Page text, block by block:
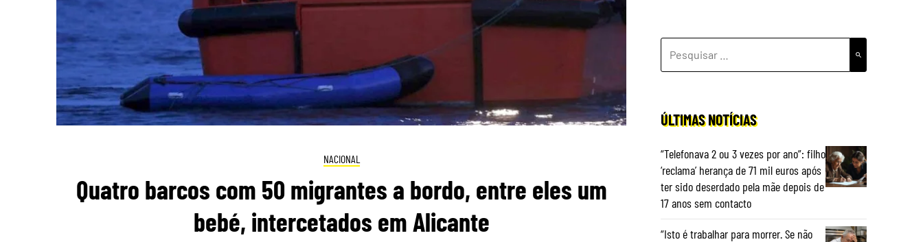
NACIONAL
Quatro barcos com 50 migrantes a bordo, entre eles um
bebé, intercetados em Alicante
POR:
ÚLTIMAS NOTÍCIAS
“Telefonava 2 ou 3 vezes por ano”: filho
‘reclama’ herança de 71 mil euros após
ter sido deserdado pela mãe depois de
17 anos sem contacto
“Isto é trabalhar para morrer. Se não